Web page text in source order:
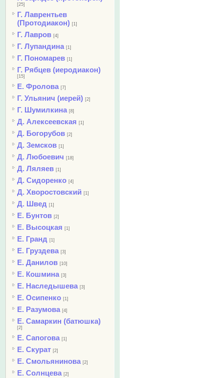
[25]
Г. Лаврентьев
(Протодиакон) [1]
Г. Лавров [4]
Г. Лупандина [1]
Г. Пономарев [1]
Г. Рябцев (иеродиакон)
[15]
Е. Фролова [7]
Г. Ульянич (иерей) [2]
Г. Шумилкина [8]
Д. Алексеевская [1]
Д. Богорубов [2]
Д. Земсков [1]
Д. Любоевич [18]
Д. Ляляев [1]
Д. Сидоренко [4]
Д. Хворостовский [1]
Д. Швед [1]
Е. Бунтов [2]
Е. Высоцкая [1]
Е. Гранд [1]
Е. Груздева [3]
Е. Данилов [10]
Е. Кошмина [3]
Е. Наследышева [3]
Е. Осипенко [1]
Е. Разумова [4]
Е. Самаркин (батюшка)
[2]
Е. Сапогова [1]
Е. Скурат [2]
Е. Смольянинова [2]
Е. Солнцева [2]